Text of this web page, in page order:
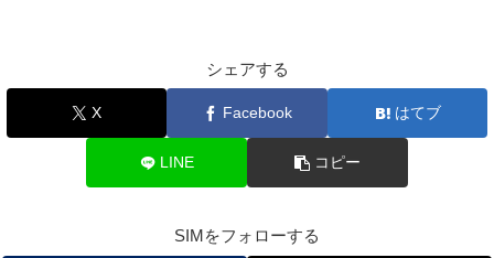
シェアする
X Facebook はてブ
LINE コピー
SIMをフォローする